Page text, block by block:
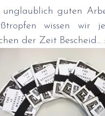
unglaublich guten
wissen wir
der Zeit Bescheid...